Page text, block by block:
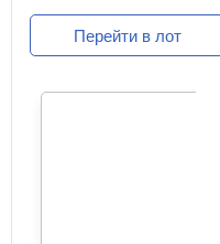
Перейти в лот